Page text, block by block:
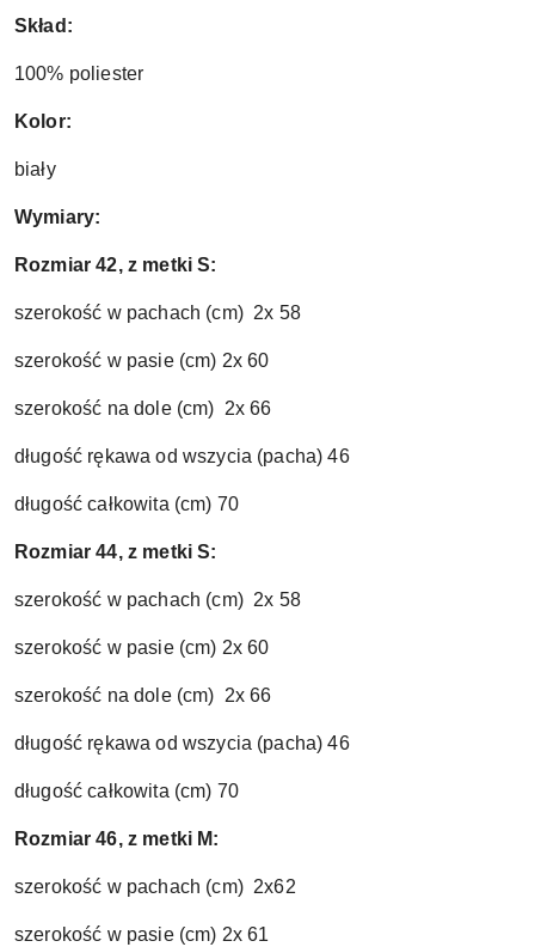
Skład:
100% poliester
Kolor:
biały
Wymiary:
Rozmiar 42, z metki S:
szerokość w pachach (cm) 2x 58
szerokość w pasie (cm) 2x 60
szerokość na dole (cm) 2x 66
długość rękawa od wszycia (pacha) 46
długość całkowita (cm) 70
Rozmiar 44, z metki S:
szerokość w pachach (cm) 2x 58
szerokość w pasie (cm) 2x 60
szerokość na dole (cm) 2x 66
długość rękawa od wszycia (pacha) 46
długość całkowita (cm) 70
Rozmiar 46, z metki M:
szerokość w pachach (cm) 2x62
szerokość w pasie (cm) 2x 61